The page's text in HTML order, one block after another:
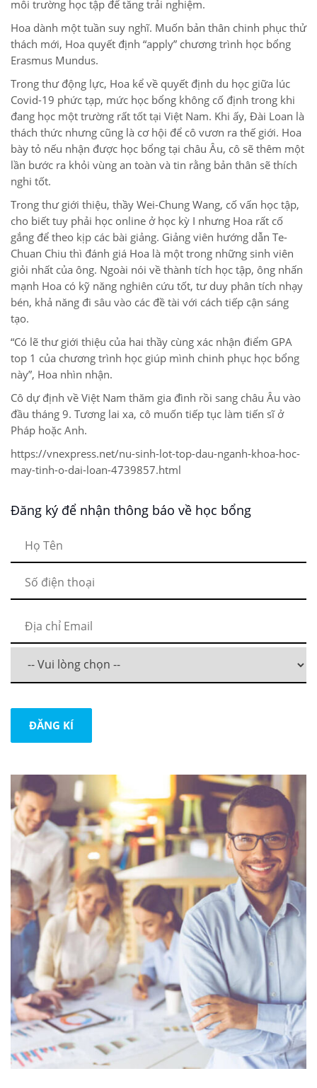
môi trường học tập để tăng trải nghiệm.
Hoa dành một tuần suy nghĩ. Muốn bản thân chinh phục thử
thách mới, Hoa quyết định “apply” chương trình học bổng
Erasmus Mundus.
Trong thư động lực, Hoa kể về quyết định du học giữa lúc
Covid-19 phức tạp, mức học bổng không cố định trong khi
đang học một trường rất tốt tại Việt Nam. Khi ấy, Đài Loan là
thách thức nhưng cũng là cơ hội để cô vươn ra thế giới. Hoa
bày tỏ nếu nhận được học bổng tại châu Âu, cô sẽ thêm một
lần bước ra khỏi vùng an toàn và tin rằng bản thân sẽ thích
nghi tốt.
Trong thư giới thiệu, thầy Wei-Chung Wang, cố vấn học tập,
cho biết tuy phải học online ở học kỳ I nhưng Hoa rất cố
gắng để theo kịp các bài giảng. Giảng viên hướng dẫn Te-
Chuan Chiu thì đánh giá Hoa là một trong những sinh viên
giỏi nhất của ông. Ngoài nói về thành tích học tập, ông nhấn
mạnh Hoa có kỹ năng nghiên cứu tốt, tư duy phân tích nhạy
bén, khả năng đi sâu vào các đề tài với cách tiếp cận sáng
tạo.
“Có lẽ thư giới thiệu của hai thầy cùng xác nhận điểm GPA
top 1 của chương trình học giúp mình chinh phục học bổng
này”, Hoa nhìn nhận.
Cô dự định về Việt Nam thăm gia đình rồi sang châu Âu vào
đầu tháng 9. Tương lai xa, cô muốn tiếp tục làm tiến sĩ ở
Pháp hoặc Anh.
https://vnexpress.net/nu-sinh-lot-top-dau-nganh-khoa-hoc-
may-tinh-o-dai-loan-4739857.html
Đăng ký để nhận thông báo về học bổng